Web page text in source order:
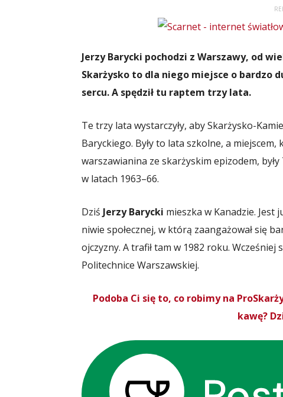
Jerzy Barycki pochodzi z Warszawy, od
Skarżysko to dla niego miejsce o bardzo
sercu. A spędził tu raptem trzy lata.
Te trzy lata wystarczyły, aby Skarżysko-
Baryckiego. Były to lata szkolne, a
warszawianina ze skarżyskim epizodem,
w latach 1963–66.
Dziś Jerzy Barycki mieszka w Kanadzie. Jest
niwie społecznej, w którą zaangażował się
ojczyzny. A trafił tam w 1982 roku. Wcześniej
Politechnice Warszawskiej.
Podoba Ci się to, co robimy na
kawę?